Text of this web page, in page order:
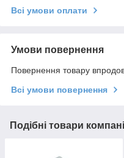
Всі умови оплати
Умови повернення
Повернення товару
Всі умови повернення
Подібні товари